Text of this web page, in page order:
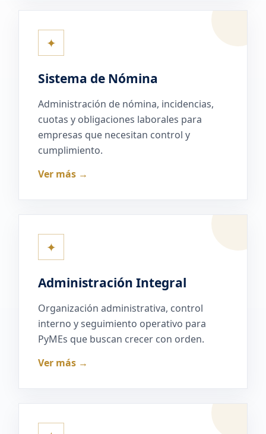
✦
Sistema de Nómina
Administración de nómina, incidencias,
cuotas y obligaciones laborales para
empresas que necesitan control y
cumplimiento.
Ver más →
✦
Administración Integral
Organización administrativa, control
interno y seguimiento operativo para
PyMEs que buscan crecer con orden.
Ver más →